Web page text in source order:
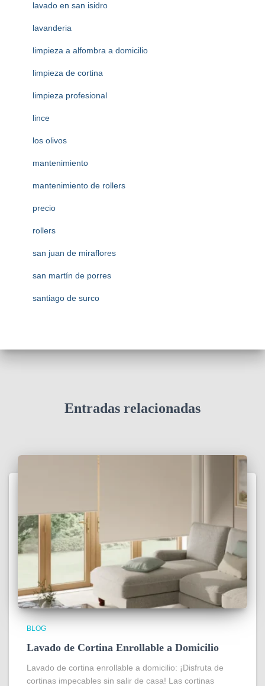
lavado en san isidro
lavanderia
limpieza a alfombra a domicilio
limpieza de cortina
limpieza profesional
lince
los olivos
mantenimiento
mantenimiento de rollers
precio
rollers
san juan de miraflores
san martín de porres
santiago de surco
Entradas relacionadas
BLOG
Lavado de Cortina Enrollable a Domicilio
Lavado de cortina enrollable a domicilio: ¡Disfruta de
cortinas impecables sin salir de casa! Las cortinas